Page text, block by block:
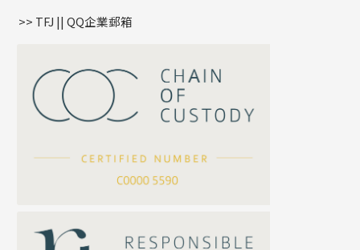
公司名稱
嘴唇鏈系列
S車花鏈系列
珍珠鏈系列
坦克鏈系列
滿天星鏈系列
方假繩鏈系列
星座吊墜
珠扣
>> TFJ || QQ企業郵箱